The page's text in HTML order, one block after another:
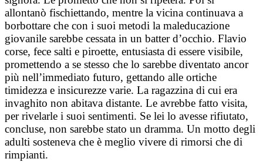
allontanò fischiettando, mentre la vicina continuava a
borbottare che con i suoi metodi la maleducazione
giovanile sarebbe cessata in un batter d’occhio. Flavio
corse, fece salti e piroette, entusiasta di essere visibile,
promettendo a se stesso che lo sarebbe diventato ancor
più nell’immediato futuro, gettando alle ortiche
timidezza e insicurezze varie. La ragazzina di cui era
invaghito non abitava distante. Le avrebbe fatto visita,
per rivelarle i suoi sentimenti. Se lei lo avesse rifiutato,
concluse, non sarebbe stato un dramma. Un motto degli
adulti sosteneva che è meglio vivere di rimorsi che di
rimpianti.